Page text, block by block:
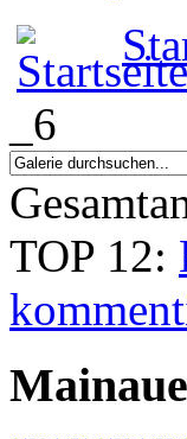
_6
TOP 12: